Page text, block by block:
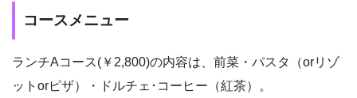
コースメニュー
ランチAコース(￥2,800)の内容は、前菜・パスタ（orリゾ
ットorピザ）・ドルチェ･コーヒー（紅茶）。